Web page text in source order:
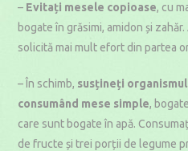
– Evitați mesele copioase, cu
bogate în grăsimi, amidon și
solicită mai mult efort din partea
– În schimb, susțineți
consumând mese simple,
care sunt bogate în apă.
de fructe și trei porții de legume